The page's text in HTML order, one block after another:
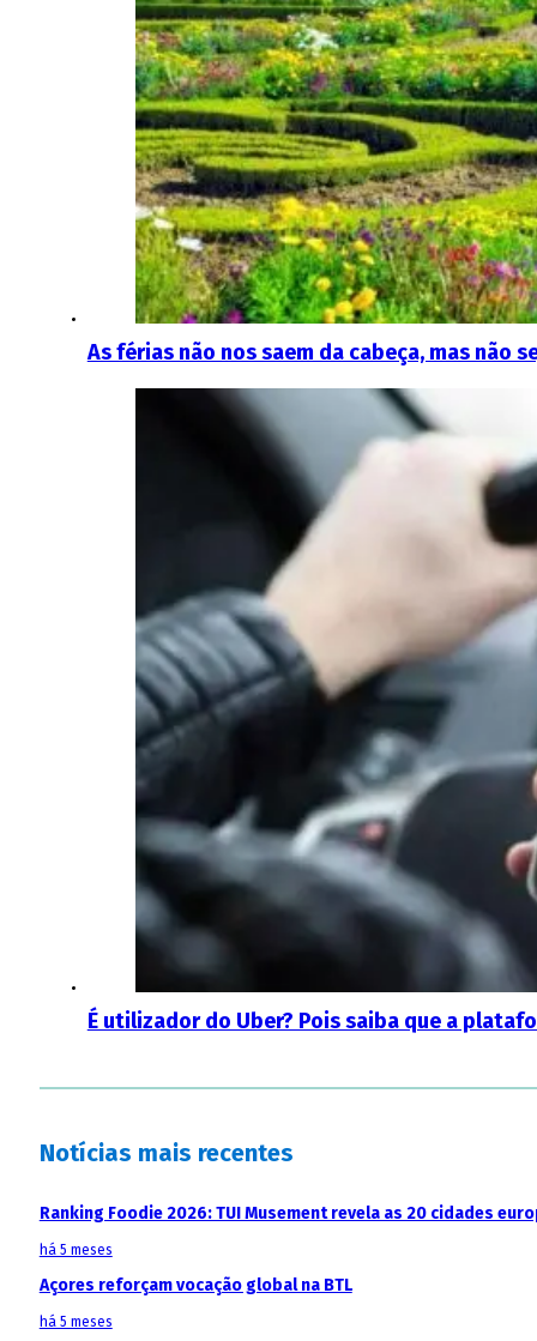
As férias não nos saem da cabeça, mas não
É utilizador do Uber? Pois saiba que a
Notícias mais recentes
Ranking Foodie 2026: TUI Musement revela as 20 cidades
há 5 meses
Açores reforçam vocação global na BTL
há 5 meses